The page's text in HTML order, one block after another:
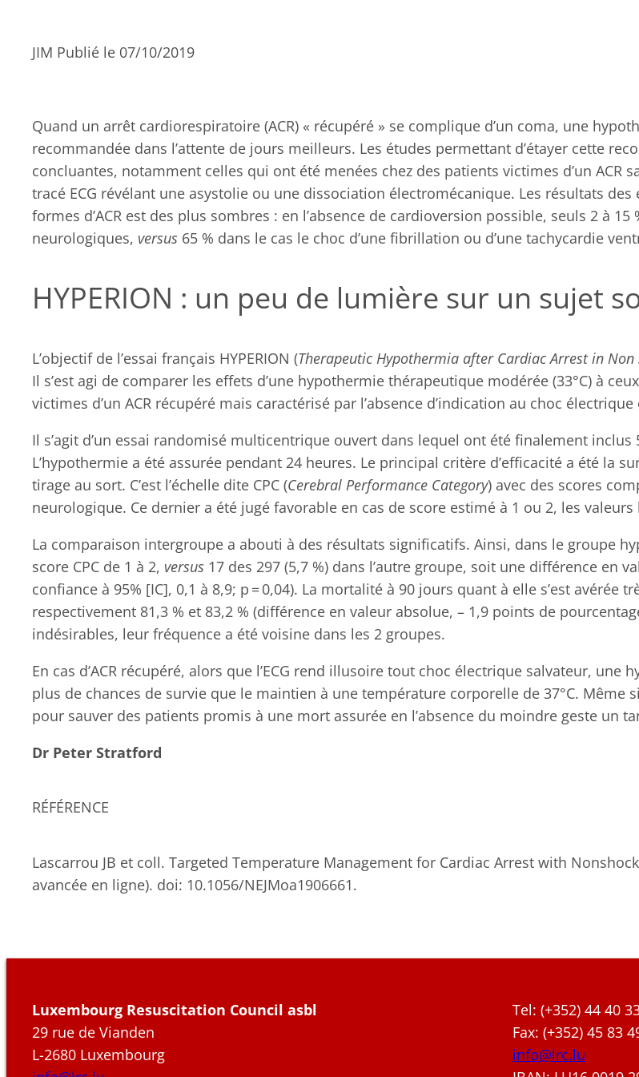
JIM Publié le 07/10/2019
Quand un arrêt cardiorespiratoire (ACR) « récupéré » se complique d’un coma, une
recommandée dans l’attente de jours meilleurs. Les études permettant d’étayer cette
concluantes, notamment celles qui ont été menées chez des patients victimes d’un ACR
tracé ECG révélant une asystolie ou une dissociation électromécanique. Les résultats
formes d’ACR est des plus sombres : en l’absence de cardioversion possible, seuls 2 à
neurologiques, versus 65 % dans le cas le choc d’une fibrillation ou d’une tachycardie
HYPERION : un peu de lumière sur un sujet
L’objectif de l’essai français HYPERION (Therapeutic Hypothermia after Cardiac Arrest in Non
Il s’est agi de comparer les effets d’une hypothermie thérapeutique modérée (33°C) à
victimes d’un ACR récupéré mais caractérisé par l’absence d’indication au choc électrique
Il s’agit d’un essai randomisé multicentrique ouvert dans lequel ont été finalement
L’hypothermie a été assurée pendant 24 heures. Le principal critère d’efficacité a été la
tirage au sort. C’est l’échelle dite CPC (Cerebral Performance Category) avec des scores
neurologique. Ce dernier a été jugé favorable en cas de score estimé à 1 ou 2, les
La comparaison intergroupe a abouti à des résultats significatifs. Ainsi, dans le groupe
score CPC de 1 à 2, versus 17 des 297 (5,7 %) dans l’autre groupe, soit une différence en
confiance à 95% [IC], 0,1 à 8,9; p = 0,04). La mortalité à 90 jours quant à elle s’est avérée
respectivement 81,3 % et 83,2 % (différence en valeur absolue, – 1,9 points de
indésirables, leur fréquence a été voisine dans les 2 groupes.
En cas d’ACR récupéré, alors que l’ECG rend illusoire tout choc électrique salvateur,
plus de chances de survie que le maintien à une température corporelle de 37°C. Même
pour sauver des patients promis à une mort assurée en l’absence du moindre geste un
Dr Peter Stratford
RÉFÉRENCE
Lascarrou JB et coll. Targeted Temperature Management for Cardiac Arrest with
avancée en ligne). doi: 10.1056/NEJMoa1906661.
Luxembourg Resuscitation Council asbl
29 rue de Vianden
L-2680 Luxembourg
Tel: (+352) 44 40
Fax: (+352) 45 83
info@lrc.lu